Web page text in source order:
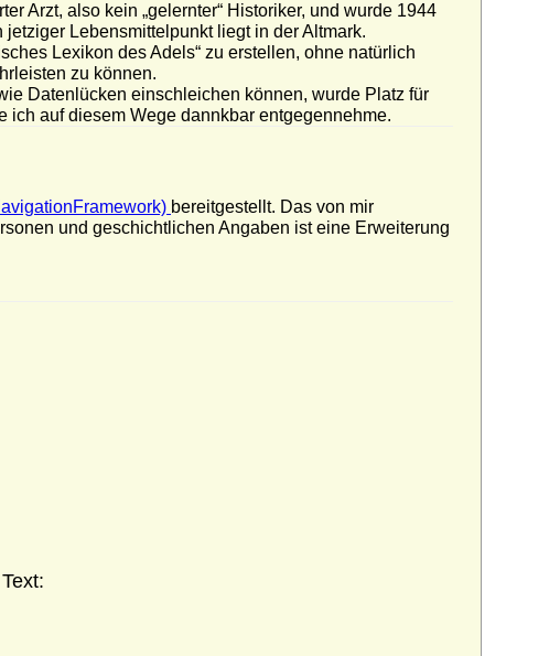
Arzt, also kein „gelernter“ Historiker, und wurde 1944
Lebensmittelpunkt liegt in der Altmark.
Lexikon des Adels“ zu erstellen, ohne natürlich
zu können.
Datenlücken einschleichen können, wurde Platz für
auf diesem Wege dannkbar entgegennehme.
bereitgestellt. Das von mir
und geschichtlichen Angaben ist eine Erweiterung